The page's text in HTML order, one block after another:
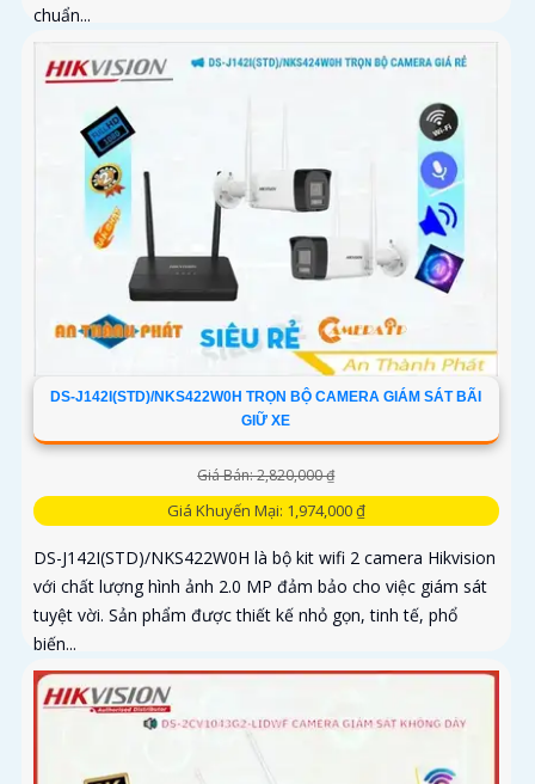
chuẩn...
DS-J142I(STD)/NKS422W0H TRỌN BỘ CAMERA GIÁM SÁT BÃI
GIỮ XE
Giá Bán: 2,820,000 ₫
Giá Khuyến Mại: 1,974,000 ₫
DS-J142I(STD)/NKS422W0H là bộ kit wifi 2 camera Hikvision
với chất lượng hình ảnh 2.0 MP đảm bảo cho việc giám sát
tuyệt vời. Sản phẩm được thiết kế nhỏ gọn, tinh tế, phổ
biến...